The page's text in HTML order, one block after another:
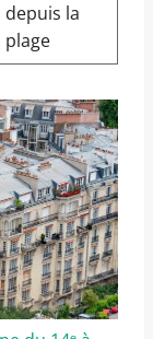
depuis la
plage